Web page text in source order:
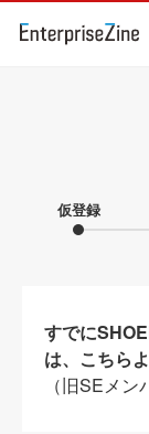
仮登録
すでに
は、こちら
（旧SEメン